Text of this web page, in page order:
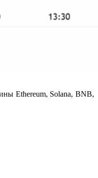
Ethereum, Solana, BNB,